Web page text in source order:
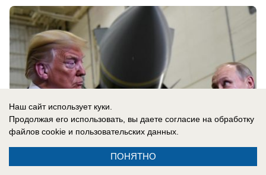
Наш сайт использует куки.
Продолжая его использовать, вы даете согласие на обработку
файлов cookie и пользовательских данных.
ПОНЯТНО